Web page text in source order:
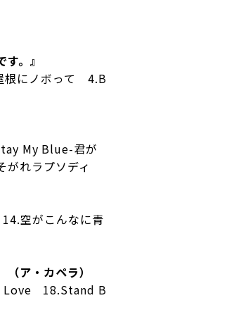
。』
にノボって 4.B
My Blue-君が
れラプソディ
空がこんなに青
ア・カペラ）
Love 18.Stand B